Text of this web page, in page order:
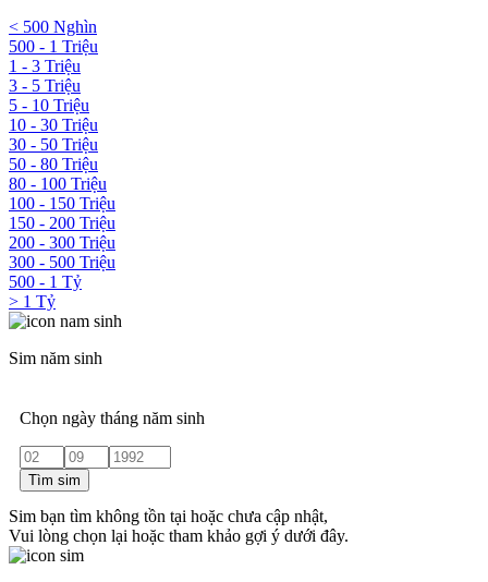
< 500 Nghìn
500 - 1 Triệu
1 - 3 Triệu
3 - 5 Triệu
5 - 10 Triệu
10 - 30 Triệu
30 - 50 Triệu
50 - 80 Triệu
80 - 100 Triệu
100 - 150 Triệu
150 - 200 Triệu
200 - 300 Triệu
300 - 500 Triệu
500 - 1 Tỷ
> 1 Tỷ
Sim năm sinh
Chọn ngày tháng năm sinh
Tìm sim
Sim bạn tìm không tồn tại hoặc chưa cập nhật,
Vui lòng chọn lại hoặc tham khảo gợi ý dưới đây.